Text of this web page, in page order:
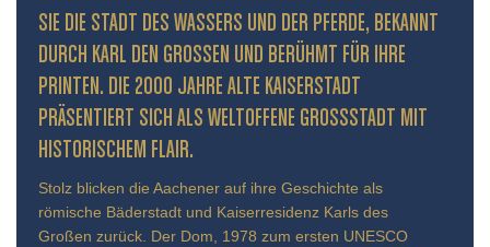
IE DIE STADT DES WASSERS UND DER PFERDE, BEKANNT D
URCH KARL DEN GROSSEN UND BERÜHMT FÜR IHRE PR
INTEN. DIE 2000 JAHRE ALTE KAISERSTADT PR
ÄSENTIERT SICH ALS WELTOFFENE GROSSSTADT MIT HIS
TORISCHEM FLAIR.
Stolz blicken die Aachener auf ihre Geschichte als
römische Bäderstadt und Kaiserresidenz Karls des
Großen zurück. Der Dom, 1978 zum ersten UNESCO